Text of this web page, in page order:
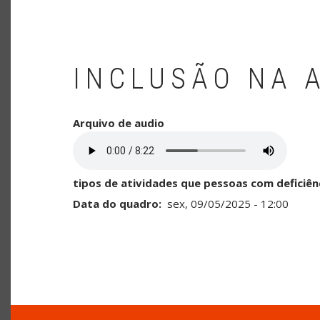
INCLUSÃO NA
Arquivo de audio
tipos de atividades que pessoas com
Data do quadro
sex, 09/05/2025 - 12:00